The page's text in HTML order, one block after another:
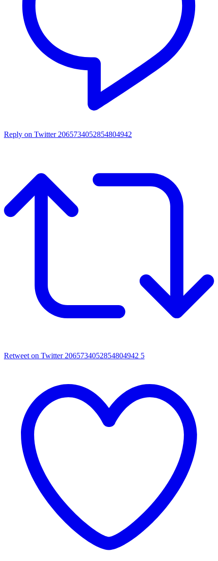
Reply on Twitter 2065734052854804942
Retweet on Twitter 2065734052854804942 5